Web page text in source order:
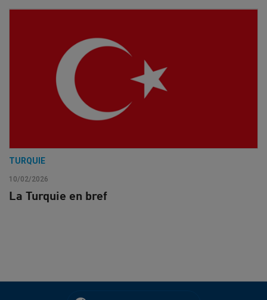
TURQUIE
10/02/2026
La Turquie en bref